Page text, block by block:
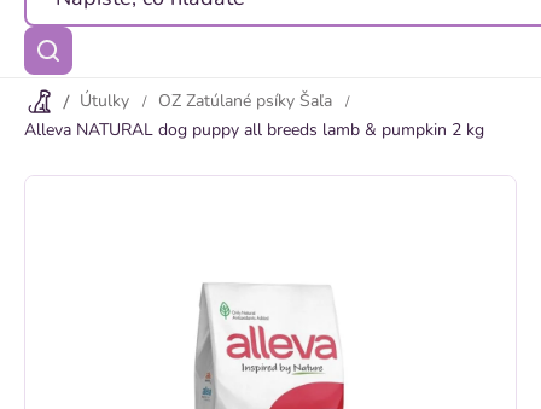
Útulky
OZ Zatúlané psíky Šaľa
Alleva NATURAL dog puppy all breeds lamb & pumpkin 2 kg